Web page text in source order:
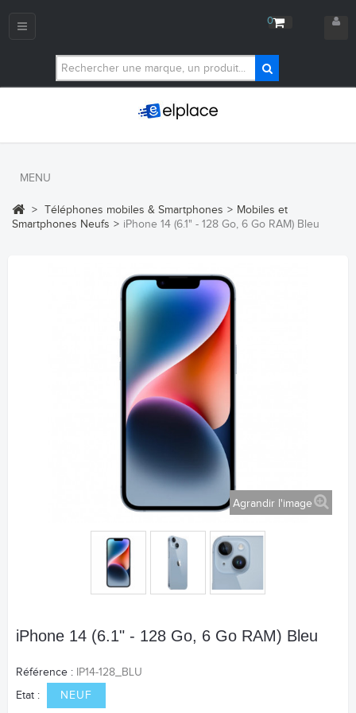
0
Navigation
MENU
> Téléphones mobiles & Smartphones > Mobiles et
Smartphones Neufs > iPhone 14 (6.1" - 128 Go, 6 Go RAM) Bleu
Agrandir l'image
iPhone 14 (6.1" - 128 Go, 6 Go RAM) Bleu
Référence : IP14-128_BLU
Etat :
NEUF